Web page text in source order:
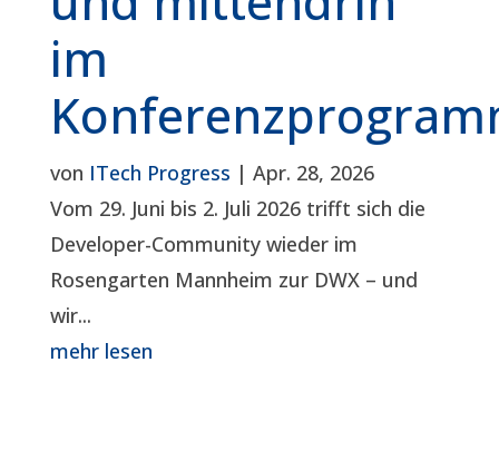
im
von ITech Progress | Apr. 28, 2026
Vom 29. Juni bis 2. Juli 2026 trifft sich die
Developer-Community wieder im
Rosengarten Mannheim zur DWX – und
wir...
mehr lesen